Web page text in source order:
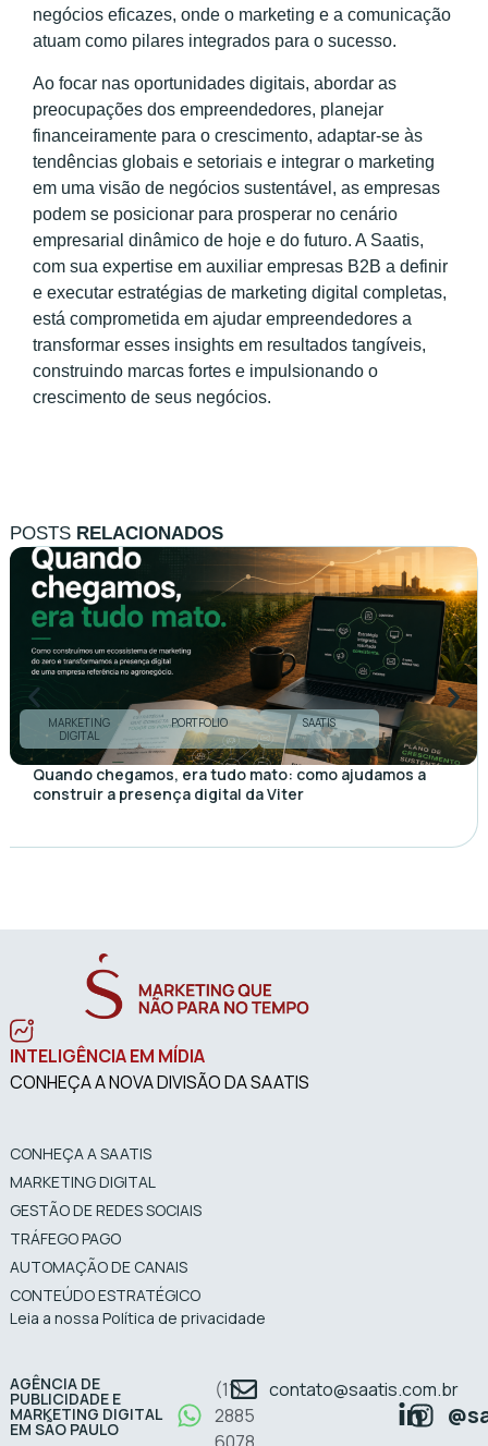
negócios eficazes, onde o marketing e a comunicação
atuam como pilares integrados para o sucesso.
Ao focar nas oportunidades digitais, abordar as
preocupações dos empreendedores, planejar
financeiramente para o crescimento, adaptar-se às
tendências globais e setoriais e integrar o marketing
em uma visão de negócios sustentável, as empresas
podem se posicionar para prosperar no cenário
empresarial dinâmico de hoje e do futuro. A Saatis,
com sua expertise em auxiliar empresas B2B a definir
e executar estratégias de marketing digital completas,
está comprometida em ajudar empreendedores a
transformar esses insights em resultados tangíveis,
construindo marcas fortes e impulsionando o
crescimento de seus negócios.
POSTS RELACIONADOS
MARKETING
DIGITAL
PORTFOLIO SAATIS
Quando chegamos, era tudo mato: como ajudamos a
construir a presença digital da Viter
INTELIGÊNCIA EM MÍDIA
CONHEÇA A NOVA DIVISÃO DA SAATIS
CONHEÇA A SAATIS
MARKETING DIGITAL
GESTÃO DE REDES SOCIAIS
TRÁFEGO PAGO
AUTOMAÇÃO DE CANAIS
CONTEÚDO ESTRATÉGICO
Leia a nossa Política de privacidade
AGÊNCIA DE
PUBLICIDADE E
MARKETING DIGITAL
EM SÃO PAULO
(11)
2885
contato@saatis.com.br